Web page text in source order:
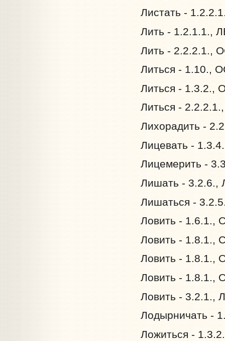
Листать -
Лить - 1.2.1.1.,
Лить - 2.2.2.1.,
Литься - 1.10.,
Литься - 1.3.2.,
Литься -
Лихорадить -
Лицевать -
Лицемерить -
Лишать - 3.2.6.,
Лишаться -
Ловить - 1.6.1.,
Ловить - 1.8.1.,
Ловить - 1.8.1.,
Ловить - 1.8.1.,
Ловить - 3.2.1.,
Лодырничать -
Ложиться -